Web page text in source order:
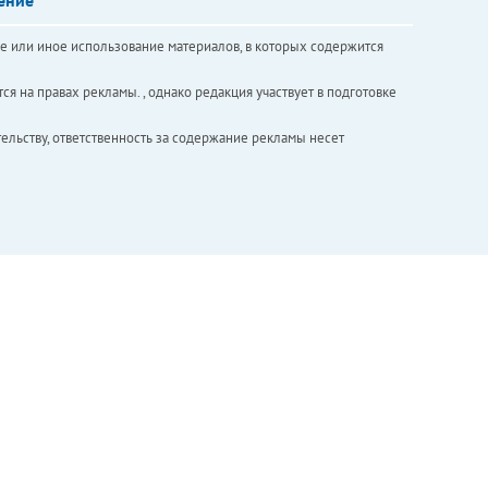
иное использование материалов, в которых содержится
правах рекламы. , однако редакция участвует в подготовке
ответственность за содержание рекламы несет